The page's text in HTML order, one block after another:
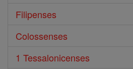
Filipenses
Colossenses
1 Tessalonicenses